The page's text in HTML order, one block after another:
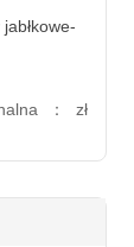
： zł